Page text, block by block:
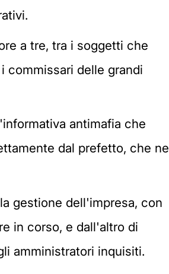
a tre, tra i soggetti che
commissari delle grandi
antimafia che
dal prefetto, che ne
gestione dell'impresa, con
in corso, e dall'altro di
amministratori inquisiti.